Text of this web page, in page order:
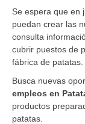
Se espera que en
puedan crear las
consulta
cubrir puestos de
fábrica de patatas.
Busca nuevas
empleos en
productos
patatas.